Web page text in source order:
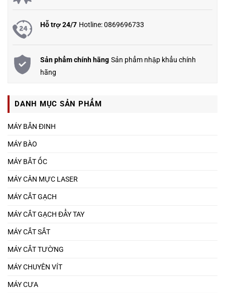
Hỗ trợ 24/7 Hotline: 0869696733
Sản phẩm chính hãng Sản phẩm nhập khẩu chính
hãng
DANH MỤC SẢN PHẨM
MÁY BẮN ĐINH
MÁY BÀO
MÁY BẮT ỐC
MÁY CÂN MỰC LASER
MÁY CẮT GẠCH
MÁY CẮT GẠCH ĐẨY TAY
MÁY CẮT SẮT
MÁY CẮT TƯỜNG
MÁY CHUYÊN VÍT
MÁY CƯA